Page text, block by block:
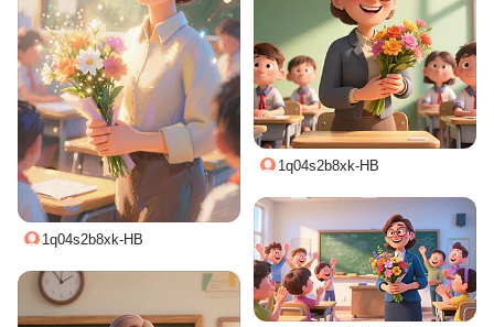
1q04s2b8xk-HB
1q04s2b8xk-HB